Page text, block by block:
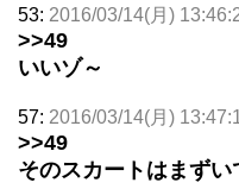
53: 2016/03/14(月)
>>49
いいゾ～
57: 2016/03/14(月)
>>49
そのスカートはまずい